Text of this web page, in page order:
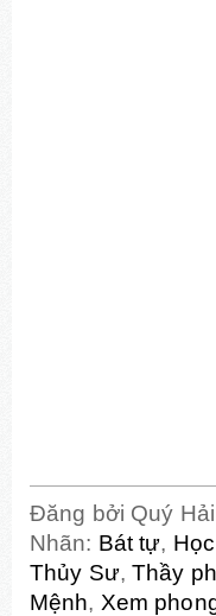
Đăng bởi Quý
Nhãn: Bát tự,
Thủy Sư,Thầy
Mệnh, Xem